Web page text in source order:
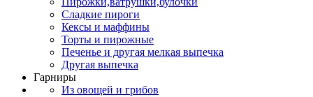
Сладкие пироги
Кексы и маффины
Торты и пирожные
Печенье и другая мелкая выпечка
Другая выпечка
Гарниры
Из овощей и грибов